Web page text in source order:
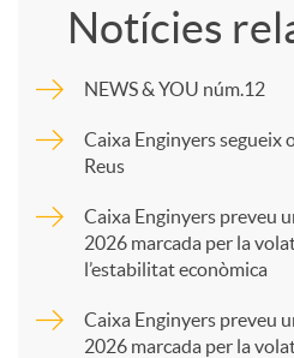
p
a
Notícies
NEWS & YOU núm.12
Caixa Enginyers segueix
Reus
Caixa Enginyers preveu
2026 marcada per la
l’estabilitat econòmica
Caixa Enginyers preveu
2026 marcada per la